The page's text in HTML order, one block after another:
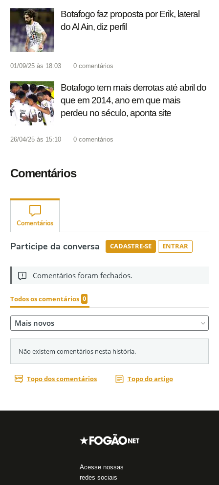
Botafogo faz proposta por Erik, lateral
do Al Ain, diz perfil
01/09/25 às 18:03 0 comentários
Botafogo tem mais derrotas até abril do
que em 2014, ano em que mais
perdeu no século, aponta site
26/04/25 às 15:10 0 comentários
Comentários
Acesse nossas
redes sociais